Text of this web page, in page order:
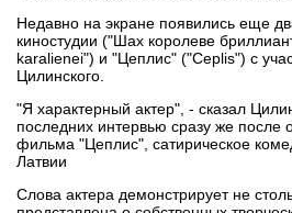
Недавно на экране появились еще
киностудии ("Шах королеве
karalienei") и "Цеплис" ("Ceplis") с
Цилинского.
"Я характерный актер", - сказал
последних интервью сразу же после
фильма "Цеплис", сатирическое
Латвии
Слова актера демонстрирует не